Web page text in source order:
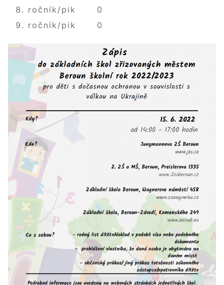
ročník/pik 0
ročník/pik 0